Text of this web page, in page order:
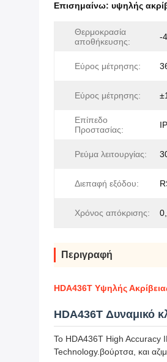
Επισημαίνω: υψηλής
Θερμοκρασία
αποθήκευσης:
-
Εύρος μέτρησης:
Εύρος μέτρησης:
Επίπεδο
Προστασίας:
Ρεύμα λειτουργίας:
Διεπαφή εξόδου:
Χρόνος απόκρισης:
Περιγραφή
HDA436T Υψηλής
HDA436T Δυναμικό
Το HDA436T High Accuracy
Technology.βούρτσα, και